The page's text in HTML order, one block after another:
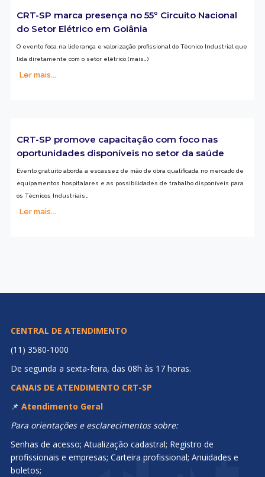
CRT-SP marca presença no 55º Circuito Nacional
do Setor Elétrico em Goiânia
O evento foca na liderança e valorização profissional do Técnico Industrial que
lida diretamente com o setor elétrico (mais…)
Ler mais...
CRT-SP promove capacitação com foco nas
oportunidades disponíveis no setor da saúde
Evento gratuito aborda a escassez de mão de obra qualificada no mercado de
equipamentos hospitalares e as possibilidades de trabalho disponíveis para
os Técnicos Industriais…
Ler mais...
CENTRAL DE ATENDIMENTO
(11) 3580-1000
De segunda a sexta-feira, das 08h às 17 horas.
CANAIS DE ATENDIMENTO CRT-SP
📌 Atendimento Geral
Para orientações e esclarecimentos sobre:
Senhas de acesso; Atualização cadastral; Registro de
profissionais e empresas; Carteira profissional; Anuidades e
boletos;